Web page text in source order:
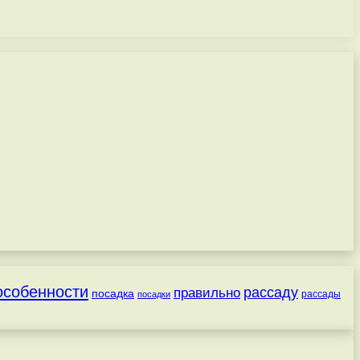
посадка посадки правильно рассаду рассады